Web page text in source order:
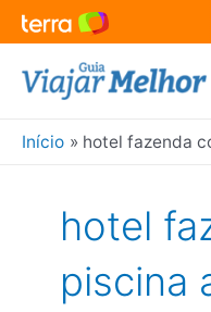
para
conteúdo
Início hotel fazenda
hotel
piscina